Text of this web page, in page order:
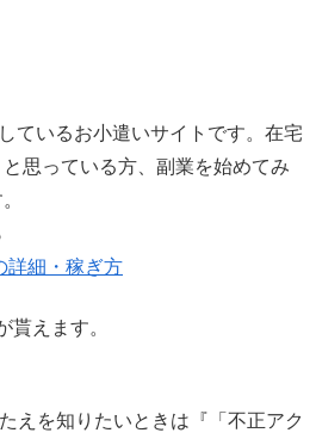
ているお小遣いサイトです。在宅
思っている方、副業を始めてみ
詳細・稼ぎ方
えます。
えを知りたいときは『「不正アク